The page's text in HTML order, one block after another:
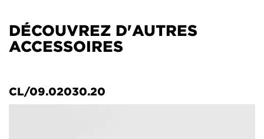
DÉCOUVREZ D'AUTRES
ACCESSOIRES
CL/09.02030.20